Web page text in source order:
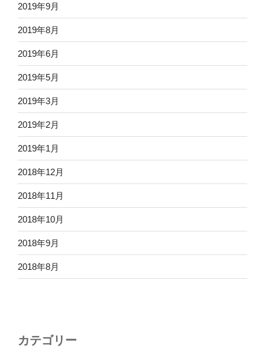
2019年9月
2019年8月
2019年6月
2019年5月
2019年3月
2019年2月
2019年1月
2018年12月
2018年11月
2018年10月
2018年9月
2018年8月
カテゴリー